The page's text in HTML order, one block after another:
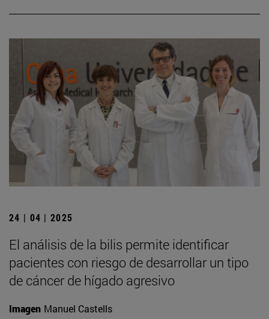
24 | 04 | 2025
El análisis de la bilis permite identificar
pacientes con riesgo de desarrollar un tipo
de cáncer de hígado agresivo
Imagen Manuel Castells